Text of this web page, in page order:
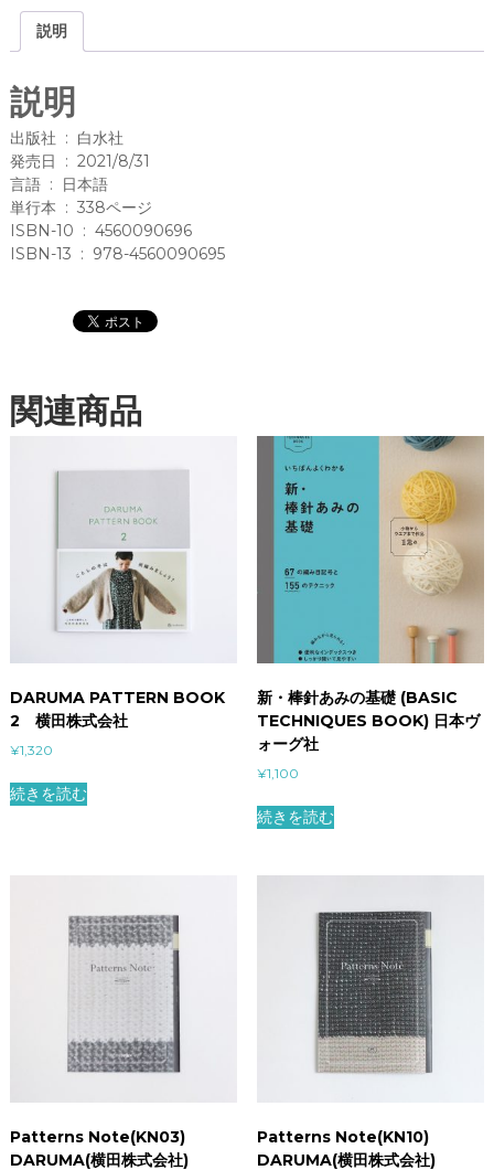
ブ
ス
)
/
呉
明
益
(
著
)
翻
訳
c
b
o
o
k
te
説明
説明
出版社 ‏ : ‎ 白水社
発売日 ‏ : ‎ 2021/8/31
言語 ‏ : ‎ 日本語
単行本 ‏ : ‎ 338ページ
ISBN-10 ‏ : ‎ 4560090696
ISBN-13 ‏ : ‎ 978-4560090695
関連商品
DARUMA PATTERN BOOK
2 横田株式会社
¥1,320
続きを読む
新・棒針あみの基礎 (BASIC
TECHNIQUES BOOK) 日本ヴ
ォーグ社
¥1,100
続きを読む
Patterns Note(KN03)
DARUMA(横田株式会社)
Patterns Note(KN10)
DARUMA(横田株式会社)